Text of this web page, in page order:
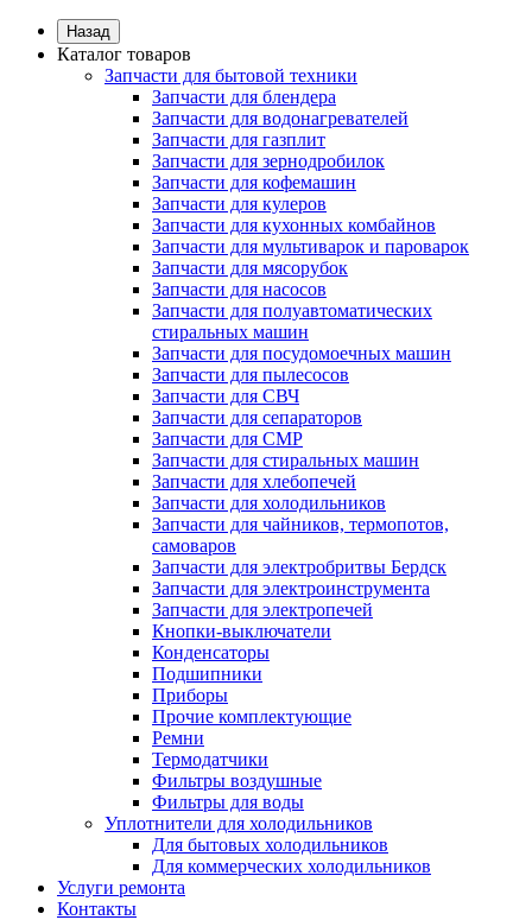
Назад
Каталог товаров
Запчасти для бытовой техники
Запчасти для блендера
Запчасти для водонагревателей
Запчасти для газплит
Запчасти для зернодробилок
Запчасти для кофемашин
Запчасти для кулеров
Запчасти для кухонных комбайнов
Запчасти для мультиварок и пароварок
Запчасти для мясорубок
Запчасти для насосов
Запчасти для полуавтоматических
стиральных машин
Запчасти для посудомоечных машин
Запчасти для пылесосов
Запчасти для СВЧ
Запчасти для сепараторов
Запчасти для СМР
Запчасти для стиральных машин
Запчасти для хлебопечей
Запчасти для холодильников
Запчасти для чайников, термопотов,
самоваров
Запчасти для электробритвы Бердск
Запчасти для электроинструмента
Запчасти для электропечей
Кнопки-выключатели
Конденсаторы
Подшипники
Приборы
Прочие комплектующие
Ремни
Термодатчики
Фильтры воздушные
Фильтры для воды
Уплотнители для холодильников
Для бытовых холодильников
Для коммерческих холодильников
Услуги ремонта
Контакты